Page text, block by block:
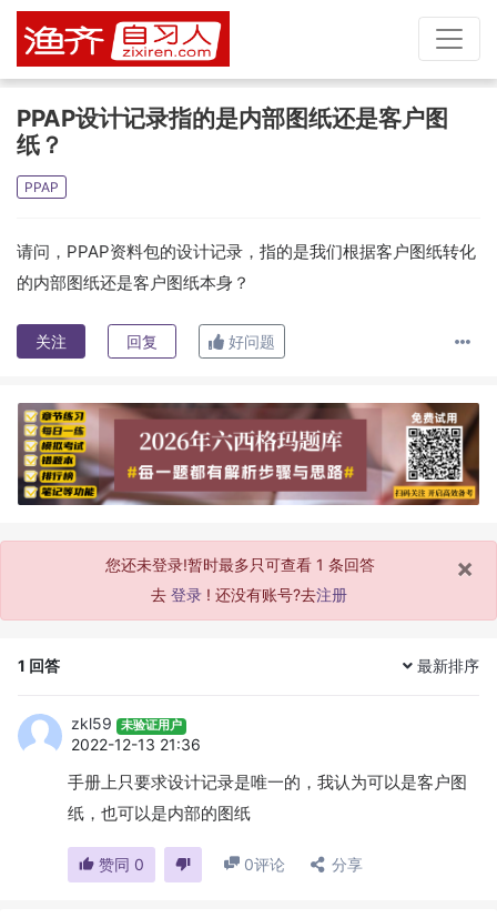
PPAP设计记录指的是内部图纸还是客户图
纸？
PPAP
请问，PPAP资料包的设计记录，指的是我们根据客户图纸转化
的内部图纸还是客户图纸本身？
关注 回复 好问题
×
您还未登录!暂时最多只可查看 1 条回答
去 登录 ! 还没有账号?去注册
1 回答 最新排序
zkl59 未验证用户
2022-12-13 21:36
手册上只要求设计记录是唯一的，我认为可以是客户图
纸，也可以是内部的图纸
赞同 0 0评论 分享